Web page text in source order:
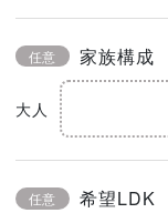
任意 家族構成
大人
任意 希望LDK